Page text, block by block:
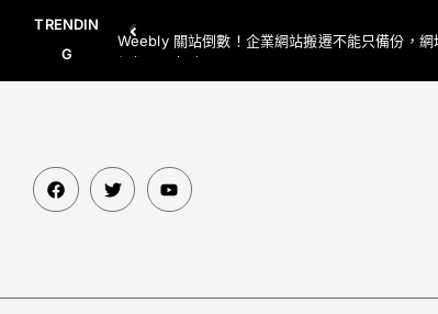
TRENDIN
G
Weebly 關站倒數！企業網站搬遷不能只備份，網
網都要一起處理